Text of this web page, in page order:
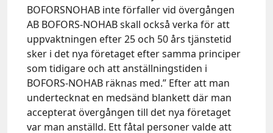
BOFORSNOHAB inte förfaller vid övergången
AB BOFORS-NOHAB skall också verka för att
uppvaktningen efter 25 och 50 års tjänstetid
sker i det nya företaget efter samma principer
som tidigare och att anställningstiden i
BOFORS-NOHAB räknas med.” Efter att man
undertecknat en medsänd blankett där man
accepterat övergången till det nya företaget
var man anställd. Ett fåtal personer valde att